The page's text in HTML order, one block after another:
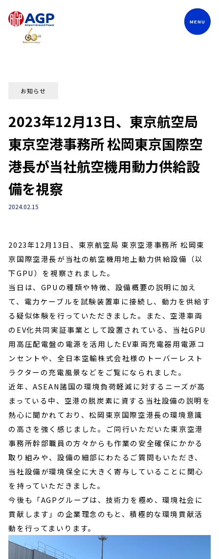
お知らせ
2023年12月13日、東京航空局
東京空港事務所 松岡東京国際空
港長が当社航空機用動力供給設
備を視察
2024.02.15
2023年12月13日、東京航空局 東京空港事務所 松岡東
京国際空港長が当社の航空機用地上動力供給設備（以
下GPU）を視察されました。
当日は、GPUの種類や特徴、設備概要の説明に加え
て、電力ケーブルを試験装置車に接続し、動力を供給す
る疑似体験を行っていただきました。また、空港車両
のEV化共同実証事業として設置されている、当社GPU
用高圧配電盤の電源を活用したEV車両充電器用電源コ
ンセントや、全日本空輸株式会社様のトーバーレスト
ラクターの充電風景などをご覧になられました。
近年、ASEAN諸国の環境負荷軽減に対するニーズが高
まっている中、空港の脱炭素に資する当社設備の説明を
熱心に聞かれており、松岡東京国際空港長の環境意識
の高さを強く感じました。ご同行いただいた東京空港
事務所幹部職員の方々からも作業の安全確保にかかる
取り組みや、設備の細部にわたるご質問もいただき、
当社設備が環境保全に大きく寄与していることに関心
を持っていただきました。
今後も「AGPグループは、技術力を極め、環境社会に
貢献します」の企業理念のもと、積極的な環境貢献活
動を行ってまいります。